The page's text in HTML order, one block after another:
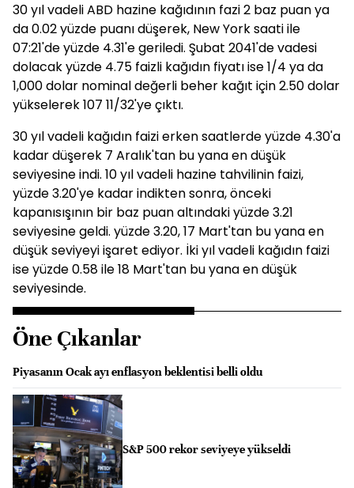
30 yıl vadeli ABD hazine kağıdının fazi 2 baz puan ya
da 0.02 yüzde puanı düşerek, New York saati ile
07:21'de yüzde 4.31'e geriledi. Şubat 2041'de vadesi
dolacak yüzde 4.75 faizli kağıdın fiyatı ise 1/4 ya da
1,000 dolar nominal değerli beher kağıt için 2.50 dolar
yükselerek 107 11/32'ye çıktı.
30 yıl vadeli kağıdın faizi erken saatlerde yüzde 4.30'a
kadar düşerek 7 Aralık'tan bu yana en düşük
seviyesine indi. 10 yıl vadeli hazine tahvilinin faizi,
yüzde 3.20'ye kadar indikten sonra, önceki
kapanısışının bir baz puan altındaki yüzde 3.21
seviyesine geldi. yüzde 3.20, 17 Mart'tan bu yana en
düşük seviyeyi işaret ediyor. İki yıl vadeli kağıdın faizi
ise yüzde 0.58 ile 18 Mart'tan bu yana en düşük
seviyesinde.
Öne Çıkanlar
Piyasanın Ocak ayı enflasyon beklentisi belli oldu
S&P 500 rekor seviyeye yükseldi